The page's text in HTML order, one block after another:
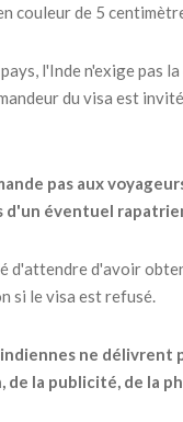
couleur de 5
l'Inde n'exige pas
du visa est
pas aux
d'un éventuel
d'attendre d'avoir
si le visa est refusé.
ne délivrent
la publicité, de la